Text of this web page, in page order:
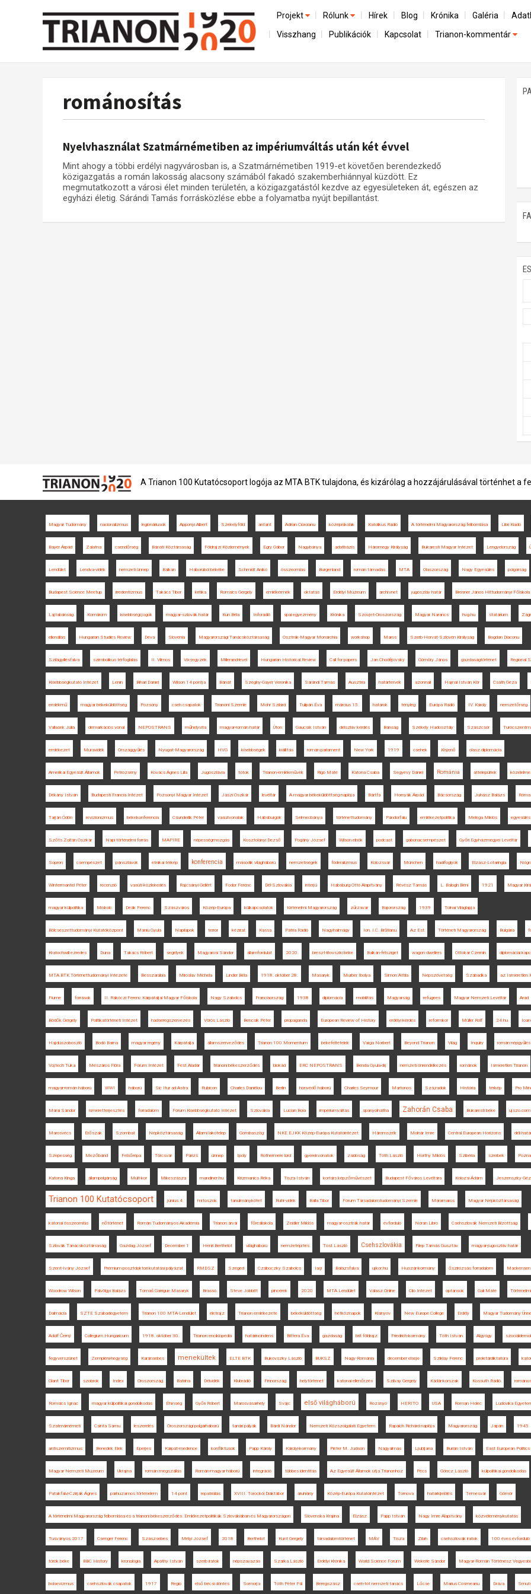
Projekt
Előzmények
Az összeomlás és a magyar társadalom
Utókor és emlékezet
Rólunk
A kutatócsoport működéséről
Hírek Blog Krónika Galéria
Visszhang Publikációk Kapcsolat Trianon-kommentár
románosítás
Nyelvhasználat Szatmárnémetiben az impériumváltás után két évvel
Mint ahogy a többi erdélyi nagyvárosban is, a Szatmárnémetiben 1919-et követően berendezkedő
közigazgatás a román lakosság alacsony számából fakadó szakemberhiánnyal küzdött. Ez
megmutatkozott a városi élet minden területén, a közigazgatástól kezdve az egyesületeken át, egészen az
egyházi életig. Sárándi Tamás forrásközlése ebbe a folyamatba nyújt bepillantást.
A Trianon 100 Kutatócsoport logója az MTA BTK tulajdona, és kizárólag a hozzájárulásával történhet a
Magyar Tudomány nacionalizmus legionáriusok Apponyi Albert Székelyföld antant Adrian Cioroianu középiskolák Katolikus Rádió A történelmi Magyarország felbomlása Libri Kiadó
Bayer Árpád Zalatna csendőrség Bánáti Köztársaság Földrajzi Közlemények Egry Gábor Nagybánya adatbázis Háromegy Királyság Bukaresti Magyar Intézet Lengyelország
Lendület Lendva-vidék nemzeti ünnep Balkán Háborúból békébe Schmidt Anikó összeomlás Burgenland román támadás MTA Olaszország Nagy Egyesülés polgárság
Budapest Science Meetup irredentizmus Takács Tibor kritika Romsics Gergely emlékérmék oktatás Erdélyi Múzeum archívnet jugoszláv határ Brenner János Hittudományi Főiskola
Lajtabánság Komárom kisebbségi jogok magyar-szlovák határ Kun Béla Inforádió spai egyezmény Krónika Szovjet-Oroszország Magyar Narancs hvg.hu statárium
ellenállás Hungarian Studies Review Déva Slovenia Magyarországi Tanácsköztársaság Osztrák-Magyar Monarchia workshop Maros Szerb-Horvát-Szlovén Királyság Bogdan Diaconu
Szilágyillésfalva szimbolikus térfoglalás II. Vilmos Vix-jegyzék Millerand-levél Hungarian Historical Review Call for papers Jan Chodějovský Gömöry János gazdaságtörténet Regional
Kisebbségkutató Intézet Lenin Bihari Dániel Wilson 14 pontja Bánát Szeghy-Gayer Veronika Sárándi Tamás Ausztria határtervek azonnali Hajnal István Kör Csáth Géza
emlékmű magyar békeküldöttség Pozsony cseh csapatok Trianoni Szemle Mohr Szilárd Tulipán Éva március 15. határok tényleg Európa Rádió IV. Károly nemzetőrség
Vallasek Júlia demarkációs vonal NEPOSTRANS műhelyvita magyar-román határ Úton Gaucsík István délszláv kérdés Bánság Székely Hadosztály Szászcsór
emlékezet Muravidék Országgyűlés Nyugat-Magyarország HVG kisebbségek kiállítás román parlament New York 1919 csehek Kisjenő olasz diplomácia
Amerikai Egyesült Államok Petrozsény Kovács Ágnes Lilla Jugoszlávia tótok Trianon-emlékművek Rigó Máté Katona Csaba Segyevy Dániel Románia áttelepültek
Dékány István Budapesti Francia Intézet Pozsonyi Magyar Intézet Jászi Oszkár levéltár A magyar békeküldöttség naplója Bártfa Hornyák Árpád Bácsország Juhász Balázs Róma
Tarján Ödön revizionizmus békekonferencia Csunderlik Péter vasútvonalak Habsburgok Selmecbánya történettudomány Pándorfalu emlékezetpolitika Melega Miklós egyesülés
Szőts Zoltán Oszkár Napi történelmi forrás MAPIRE népességmozgás Kosztolányi Dezső Pogány József Wilson elnök podcast gabonacsempészet Győri Egyházmegyei Levéltár
Sopron csempészet pánszlávok etnikai térkép konferencia második világháború nemzetiségek föderalizmus Kolozsvár München hadifoglyok Elzász-Lotaringia
Wintermantel Péter recenzió vasúti közlekedés Rajcsányi Gellért Fodor Ferenc Dél-Szlovákia interjú Habsburg Ottó Alapítvány Révész Tamás L. Balogh Béni 1921 Magyar
magyar külpolitika Miskolc Deák Ferenc Szászváros Közép-Európa külkapcsolatok történelmi Magyarország zűrzavar Bajorország 1939 Tolnai Világlapja
Bölcsészettudományi Kutatóközpont Maniu Gyula Napilapok terror kézirat Kassa Pátria Rádió Nagyhalmágy Ion. I.C. Brătianu Az Est Történeti Magyarország Bulgária
Kratochwill ezredes Duna Takács Róbert segélyek Magyarosi Sándor államfordulat 2020. breszt-litovszki béke Balkán-félsziget wagon dwellers Ottokar Czernin diplomáciai
MTA BTK Történettudományi Intézete Besszarábia Miroslav Michela Linder Béla 1918. október 28. Masaryk Murber Ibolya Simon Attila Népszövetség Szabadka az Ismeretlen
Fiume források II. Rákóczi Ferenc Kárpátaljai Magyar Főiskola Nagy Szabolcs Franciaország 1938 diplomácia mobilitás Magyarság refugees Magyar Nemzeti Levéltár Arad
Bödők Gergely Politikatörténeti Intézet hadseregszervezés Vörös László Bencsik Péter propaganda European Review of History erdélyi kérdés reformkor Müller Rolf 24.hu
Hajdúszoboszló Bodó Barna magyar regény Kárpátalja államszerveződés Trianon 100 Momentum békefeltételek Varga Norbert Beyond Trianon Világ Inquiry román népgyűlés
Vojtech Tuka Mészáros Flóra Fórum Intézet Fest Aladár trianoni békeszerződés blokád ERC NEPOSTRANS Benda Gyula-díj nemzeti önrendelkezés románok Ismeretlen Trianon
magyar-román háború WWI háború Sic Itur ad Astra Rubicon Charles Daniélou Berlin honvédő háború Charles Seymour Martonos Századok História térkép Pro
Márai Sándor ismeretterjesztés forradalom Fórum Kisebbségkutató Intézet Szlovákia Lucian Boia impériumváltás spanyolnátha Zahorán Csaba Bukaresti béke ujszo.com
Marosvécs Erőszak Szombat Népköztársaság Állami lakótelep Gombaszög NKE EJKK Közép-Európa Kutatóintézet Háromszék Molnár Imre Central European Horizons déli határ
Szepesség Mezőbánd Felsőrépa Törcsvár Párizs ünnep Ipoly Rothermere lord gyerekvonatok zsidóság Tóth László Horthy Miklós Szibéria szerbek
Katona Kinga állampolgárság Múlt-kor Mikeszásza mandiner.hu Krizmanics Réka Tisza István kortárs képzőművészet Budapest Főváros Levéltára Kolozsi Ádám Jeszenszky
Trianon 100 Kutatócsoport június 4. mítoszok tanulmánykötet Ruhr-vidék Balla Tibor Fórum Társadalomtudományi Szemle Máramaros Magyar Népköztársaság
katonai összeomlás nőtörténet Román Tudományos Akadémia Trianon árvái főreáliskola Zeidler Miklós magyar-osztrák határ évforduló Noran Libro Csehszlovák Nemzeti Bizottság
Szlovák Tanácsköztársaság Gazdag József December 1 Henri Berthelot világháború nemzetépítés Tost László Csehszlovákia Filep Tamás Gusztáv magyar-jugoszláv határ
Szent-Ivány József Prémium posztdoktori kutatási pályázat RMDSZ Szeged Czáboczky Szabolcs Iaşi Balázsfalva ujkor.hu Huszár-kormány őszirózsás forradalom Mackensen
Woodrow Wilson Pálvölgyi Balázs Tomáš Garrigue Masaryk Brassó Steve Jobbitt pincérek 2020 MTA Lendület Válasz Online Clio Intézet optánsok Gali Máté
Dalmácia SZTE Szabadegyetem Trianon 100 MTA-Lendület életrajz Trianon emlékezete békeküldöttség hétköznapok Kisinyov New Europe College Erdély Magyar Tudomány
Adolf Černý Collegium Hungaricum 1918. október 30. Trianon enciklopédia határincindens Bittera Éva gazdaság brit földrajz Friedrich-kormány Tóth István Algyógy
fegyverszünet Zempléni-hegység Karánsebes menekültek ELTE BTK Bukovszky László BUKSZ Nagy-Románia december elseje Sziklay Ferenc proletárdiktatúra
Glant Tibor szobrok Index Oroszország Batrina Délvidék Klubrádió Finnország helytörténet katonai ellenőrzés Szilvay Gergely Kádár-korszak Kossuth Rádió
Romsics Ignác magyar külpolitikai gondolkodás Éhínség Győri Róbert Marosvásárhely Svájc első világháború Rozsnyó HERITO USA Roman Holec Ludovika
Szatmárnémeti Csinta Samu leszerelés Oroszországi polgárháború tanári pályák Bárdi Nándor Nemzeti Közszolgálati Egyetem Rapaich Richárd naplója Magyarország Japán 1945
antiszemitizmus Benedek Elek Eperjes Kárpát-medence konfliktusok Papp Károly Károlyi-kormány Pieter M. Judson Nagyalmás Ljubljana Burián István East European
Magyar Nemzeti Múzeum Ukrajna román megszállás Román-magyar háború integráció többes identitás Az Egyesült Államok útja Trianonhoz Pécs Göncz László külpolitikai gondolkodás
Patakfalvi-Czirják Ágnes párhuzamos történelem 14 pont repatriálás XVIII. Torockói Diáktábor áruhiány Közép-Európa Kutatóintézet Tornova határkijelölés Temesvár Gömör
A történelmi Magyarország felbomlása és a trianoni békeszerződés. Emlékezetpolitikák Szlovákiában és Magyarországon Slovenska Krajina Elzász Papp István Nagy Imre Alapítvány közvéleménykutatás
Tusványos 2017 Csenger Ferenc Szászsebes Mélyi József 2018 Berthelot Kunt Gergely társadalomtörténet MÁV Tisza Zilah csehszlovák iratok 100 éves évforduló
török béke BBC History kronológia Apáthy István szerb iratok népszavazás Szarka László Erdélyi Krónika World Science Forum Wekerle Sándor Magyar-Román Történész
bolsevizmus csehszlovák csapatok 1917 Regio első bécsi döntés Somorja Tóth Péter Pál Beregszász cseh-tót nemzeti tanács Lőcse Marius Cosmeanu Dráva